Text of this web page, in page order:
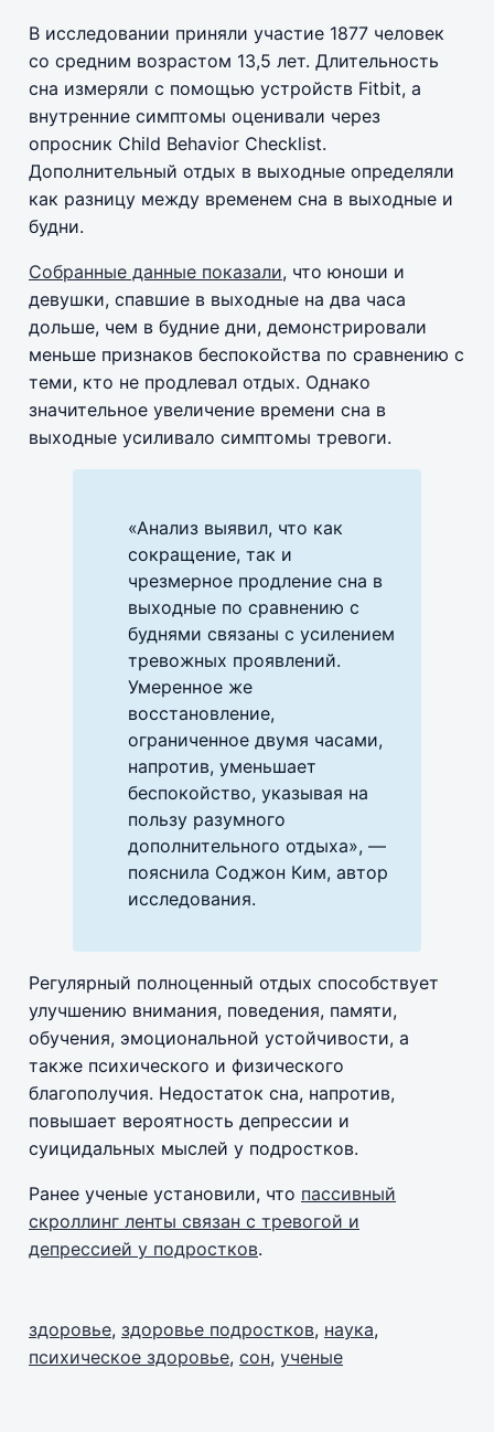
В исследовании приняли участие 1877 человек
со средним возрастом 13,5 лет. Длительность
сна измеряли с помощью устройств Fitbit, а
внутренние симптомы оценивали через
опросник Child Behavior Checklist.
Дополнительный отдых в выходные определяли
как разницу между временем сна в выходные и
будни.
Собранные данные показали, что юноши и
девушки, спавшие в выходные на два часа
дольше, чем в будние дни, демонстрировали
меньше признаков беспокойства по сравнению с
теми, кто не продлевал отдых. Однако
значительное увеличение времени сна в
выходные усиливало симптомы тревоги.
«Анализ выявил, что как
сокращение, так и
чрезмерное продление сна в
выходные по сравнению с
буднями связаны с усилением
тревожных проявлений.
Умеренное же
восстановление,
ограниченное двумя часами,
напротив, уменьшает
беспокойство, указывая на
пользу разумного
дополнительного отдыха», —
пояснила Соджон Ким, автор
исследования.
Регулярный полноценный отдых способствует
улучшению внимания, поведения, памяти,
обучения, эмоциональной устойчивости, а
также психического и физического
благополучия. Недостаток сна, напротив,
повышает вероятность депрессии и
суицидальных мыслей у подростков.
Ранее ученые установили, что пассивный
скроллинг ленты связан с тревогой и
депрессией у подростков.
здоровье, здоровье подростков, наука,
психическое здоровье, сон, ученые